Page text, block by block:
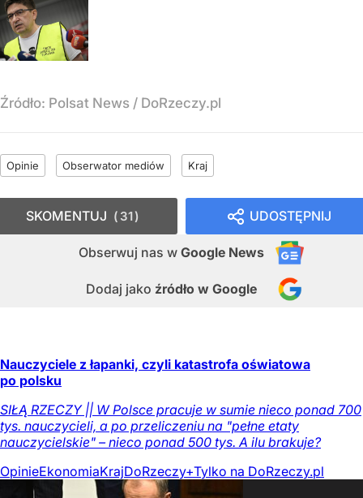
Źródło: Polsat News / DoRzeczy.pl
Opinie Obserwator mediów Kraj
UDOSTĘPNIJ
Obserwuj nas w Google News
Dodaj jako źródło w Google
SKOMENTUJ 31
Nauczyciele z łapanki, czyli katastrofa oświatowa
po polsku
SIŁĄ RZECZY || W Polsce pracuje w sumie nieco ponad 700
tys. nauczycieli, a po przeliczeniu na "pełne etaty
nauczycielskie" – nieco ponad 500 tys. A ilu brakuje?
OpinieEkonomiaKrajDoRzeczy+Tylko na DoRzeczy.pl